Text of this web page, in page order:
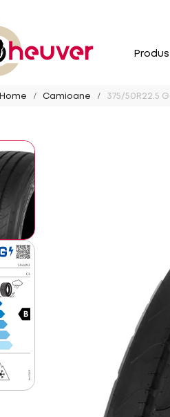
Home Camioane 375/50R22.5